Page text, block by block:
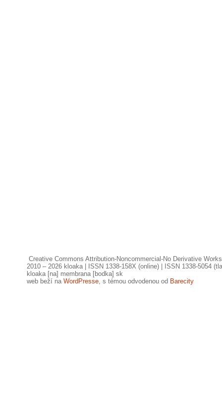
Creative Commons Attribution-Noncommercial-No Derivative
2010 – 2026 kloaka | ISSN 1338-158X (online) | ISSN 1338-5054
kloaka [na] membrana [bodka] sk
web beží na WordPresse , s témou odvodenou od Barecity